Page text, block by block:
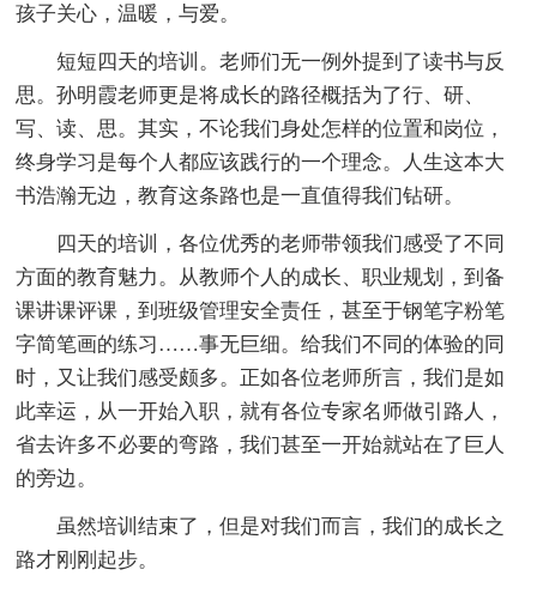
孩子关心，温暖，与爱。
短短四天的培训。老师们无一例外提到了读书与反
思。孙明霞老师更是将成长的路径概括为了行、研、
写、读、思。其实，不论我们身处怎样的位置和岗位，
终身学习是每个人都应该践行的一个理念。人生这本大
书浩瀚无边，教育这条路也是一直值得我们钻研。
四天的培训，各位优秀的老师带领我们感受了不同
方面的教育魅力。从教师个人的成长、职业规划，到备
课讲课评课，到班级管理安全责任，甚至于钢笔字粉笔
字简笔画的练习……事无巨细。给我们不同的体验的同
时，又让我们感受颇多。正如各位老师所言，我们是如
此幸运，从一开始入职，就有各位专家名师做引路人，
省去许多不必要的弯路，我们甚至一开始就站在了巨人
的旁边。
虽然培训结束了，但是对我们而言，我们的成长之
路才刚刚起步。